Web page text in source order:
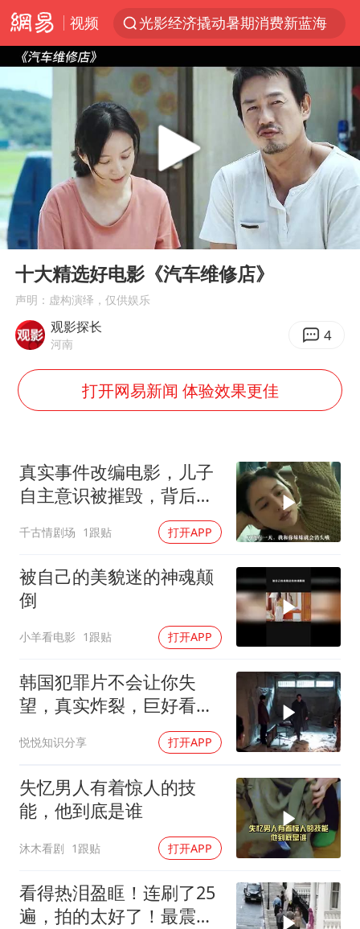
视频
光影经济撬动暑期消费新蓝海
郑丽文：台湾从来没有“独立”过
新疆优化调整景区内自驾服务费
情侣在平潭拍日出时坠崖致一死一伤
茅台部分直营店飞天茅台提价
白海豚将正面袭击贯穿浙江
酒店回应车内过夜被收150元
黄金牛市回来了吗
酒店花洒现排泄物住客索赔遭拒
梁家辉：到内地拍戏不是北上是回归
全民健身事业高质量发展
乐享全民健身 共筑健康中国
Play
00:00 03:48
十大精选好电影《汽车维修店》
声明：虚构演绎，仅供娱乐
观影探长
河南 4
打开网易新闻 体验效果更佳
真实事件改编电影，儿子
自主意识被摧毁，背后故
千古情剧场 1跟贴 打开APP
被自己的美貌迷的神魂颠
倒
小羊看电影 1跟贴 打开APP
韩国犯罪片不会让你失
望，真实炸裂，巨好看！
一秒也舍不得快进！
悦悦知识分享 打开APP
失忆男人有着惊人的技
能，他到底是谁
沐木看剧 1跟贴 打开APP
看得热泪盈眶！连刷了25
遍，拍的太好了！最震惊